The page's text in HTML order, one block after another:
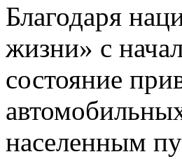
Благодаря
жизни» с
состояние
населенным